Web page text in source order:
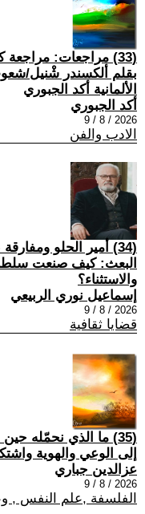
(33) مراجعات: مراجعة
بقلم ألكسندر شْنيل/
الألمانية أكد الجبوري
أكد الجبوري
2026 / 8 / 9
الادب والفن
(34) أمير الحلو
البعث: كيف صنعت سلطة
والاستثناء؟
إسماعيل نوري الربيعي
2026 / 8 / 9
قضايا ثقافية
(35) ما الذي نحمّله
إلى الوعي والهوية
عزالدين جباري
2026 / 8 / 9
الفلسفة ,علم النفس ,